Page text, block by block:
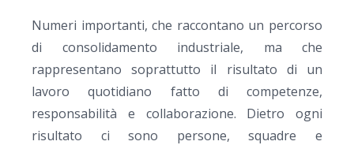
Numeri importanti, che raccontano un percorso
di consolidamento industriale, ma che
rappresentano soprattutto il risultato di un
lavoro quotidiano fatto di competenze,
responsabilità e collaborazione. Dietro ogni
risultato ci sono persone, squadre e